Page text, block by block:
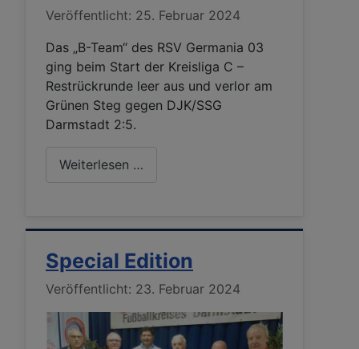
Details
Veröffentlicht: 25. Februar 2024
Das „B-Team“ des RSV Germania 03
ging beim Start der Kreisliga C –
Restrückrunde leer aus und verlor am
Grünen Steg gegen DJK/SSG
Darmstadt 2:5.
Weiterlesen …
Special Edition
Details
Veröffentlicht: 23. Februar 2024